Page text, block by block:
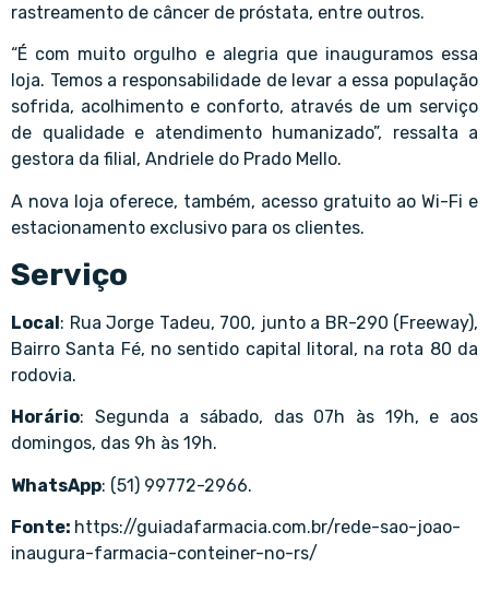
rastreamento de câncer de próstata, entre outros.
“É com muito orgulho e alegria que inauguramos essa
loja. Temos a responsabilidade de levar a essa população
sofrida, acolhimento e conforto, através de um serviço
de qualidade e atendimento humanizado”, ressalta a
gestora da filial, Andriele do Prado Mello.
A nova loja oferece, também, acesso gratuito ao Wi-Fi e
estacionamento exclusivo para os clientes.
Serviço
Local: Rua Jorge Tadeu, 700, junto a BR-290 (Freeway),
Bairro Santa Fé, no sentido capital litoral, na rota 80 da
rodovia.
Horário: Segunda a sábado, das 07h às 19h, e aos
domingos, das 9h às 19h.
WhatsApp: (51) 99772-2966.
Fonte: https://guiadafarmacia.com.br/rede-sao-joao-
inaugura-farmacia-conteiner-no-rs/